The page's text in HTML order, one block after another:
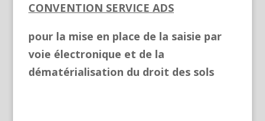
CONVENTION SERVICE ADS
pour la mise en place de la saisie par
voie électronique et de la
dématérialisation du droit des sols